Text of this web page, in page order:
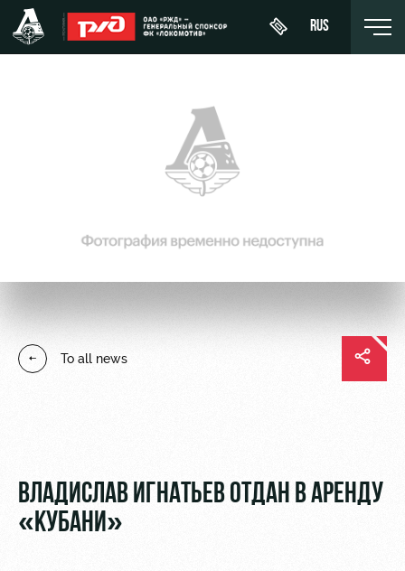
RUS
table
Coaching Stadium
About
Sponsors
Contacts
Youth
19)
To all news
ВЛАДИСЛАВ ИГНАТЬЕВ ОТДАН В АРЕНДУ
«КУБАНИ»